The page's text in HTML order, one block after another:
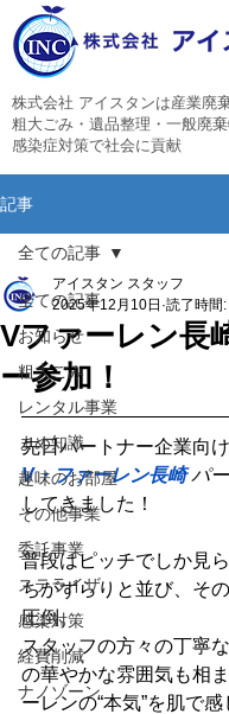
株式会社 アイスタンは産業廃
粗大ごみ・遺品整理・一般廃棄
感染症対策で社会に貢献
記事
全ての記事
お知らせ
粗大ごみ
レンタル事業
まめ知識
趣味のお部屋
その他事業
委託事業
ステライザ
感染対策
経費削減
ナノゾーン
全ての記事
Vファーレン長
ー参加！
アイスタン スタッフ
2025年12月10日 読了時間
先日パートナー企業向
V・ファーレン長崎 パ
してきました！
普段はピッチでしか見
ちがずらりと並び、そ
圧倒。
スタッフの方々の丁寧
の華やかな雰囲気も相
ーレンの“本気”を肌で